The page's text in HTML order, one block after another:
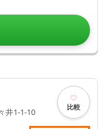
井1-1-10 比較